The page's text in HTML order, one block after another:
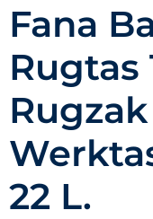
Fana
Rugtas
22 L.